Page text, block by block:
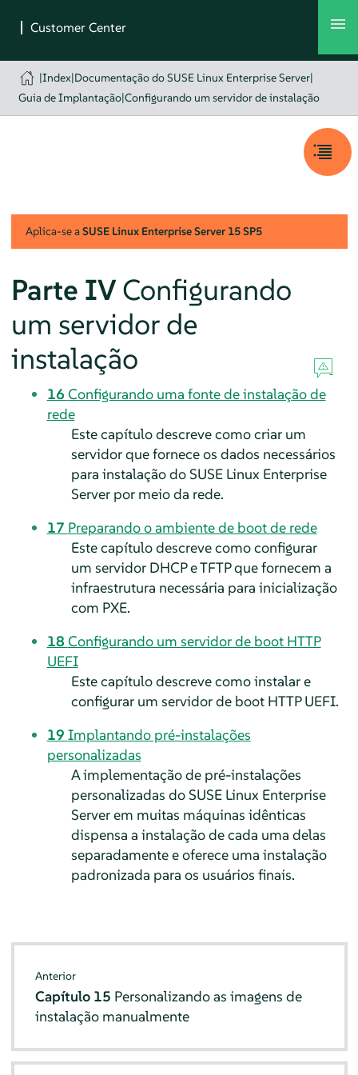
|Index|Documentação do SUSE Linux Enterprise Server|
Guia de Implantação|Configurando um servidor de instalação
Aplica-se aSUSE Linux Enterprise Server 15 SP5
Parte IVConfigurando
um servidor de
instalação
16 Configurando uma fonte de instalação de
rede
Este capítulo descreve como criar um
servidor que fornece os dados necessários
para instalação do SUSE Linux Enterprise
Serverpor meio da rede.
17 Preparando o ambiente de boot de rede
Este capítulo descreve como configurar
um servidor DHCP e TFTP que fornecem a
infraestrutura necessária para inicialização
com PXE.
18 Configurando um servidor de boot HTTP
UEFI
Este capítulo descreve como instalar e
configurar um servidor de boot HTTP UEFI.
19 Implantando pré-instalações
personalizadas
A implementação de pré-instalações
personalizadas do SUSE Linux Enterprise
Serverem muitas máquinas idênticas
dispensa a instalação de cada uma delas
separadamente e oferece uma instalação
padronizada para os usuários finais.
Anterior
Capítulo 15 Personalizando as imagens de
instalação manualmente